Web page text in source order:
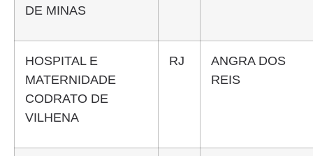
DE MINAS
HOSPITAL E
MATERNIDADE
CODRATO DE
VILHENA
RJ
ANGRA DOS
REIS